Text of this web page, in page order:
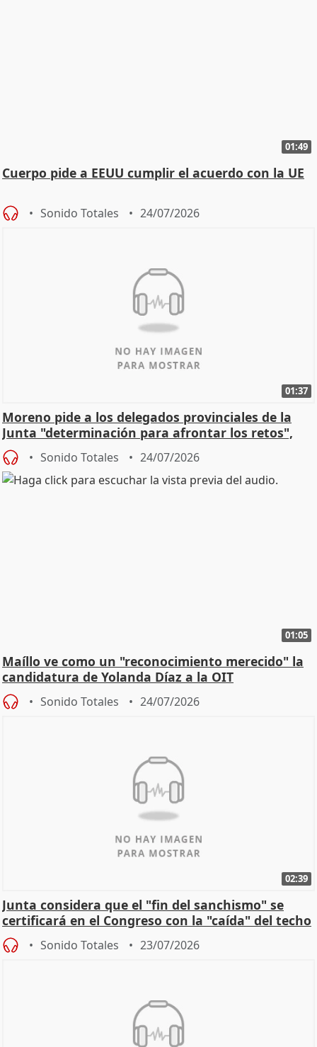
01:49
Cuerpo pide a EEUU cumplir el acuerdo con la UE
Sonido Totales 24/07/2026
01:37
Moreno pide a los delegados provinciales de la
Junta "determinación para afrontar los retos",
diálog
Sonido Totales 24/07/2026
01:05
Maíllo ve como un "reconocimiento merecido" la
candidatura de Yolanda Díaz a la OIT
Sonido Totales 24/07/2026
02:39
Junta considera que el "fin del sanchismo" se
certificará en el Congreso con la "caída" del techo
de
Sonido Totales 23/07/2026